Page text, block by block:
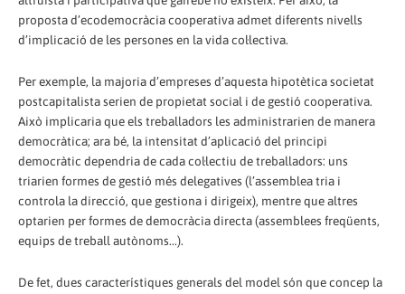
proposta d’ecodemocràcia cooperativa admet diferents nivells
d’implicació de les persones en la vida col·lectiva.
Per exemple, la majoria d’empreses d’aquesta hipotètica societat
postcapitalista serien de propietat social i de gestió cooperativa.
Això implicaria que els treballadors les administrarien de manera
democràtica; ara bé, la intensitat d’aplicació del principi
democràtic dependria de cada col·lectiu de treballadors: uns
triarien formes de gestió més delegatives (l’assemblea tria i
controla la direcció, que gestiona i dirigeix), mentre que altres
optarien per formes de democràcia directa (assemblees freqüents,
equips de treball autònoms...).
De fet, dues característiques generals del model són que concep la